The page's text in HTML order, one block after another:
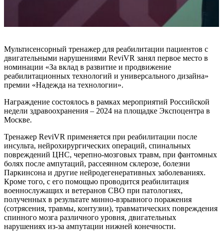
Мультисенсорный тренажер для реабилитации пациентов с
двигательными нарушениями ReviVR занял первое место в
номинации «За вклад в развитие и продвижение
реабилитационных технологий и универсального дизайна»
премии «Надежда на технологии».
Награждение состоялось в рамках мероприятий Российской
недели здравоохранения – 2024 на площадке Экспоцентра в
Москве.
Тренажер ReviVR применяется при реабилитации после
инсульта, нейрохирургических операций, спинальных
повреждений ЦНС, черепно-мозговых травм, при фантомных
болях после ампутаций, рассеянном склерозе, болезни
Паркинсона и другие нейродегенеративных заболеваниях.
Кроме того, с его помощью проводится реабилитация
военнослужащих и ветеранов СВО при патологиях,
полученных в результате минно-взрывного поражения
(сотрясения, травмы, контузии), травматических повреждения
спинного мозга различного уровня, двигательных
нарушениях из-за ампутации нижней конечности.